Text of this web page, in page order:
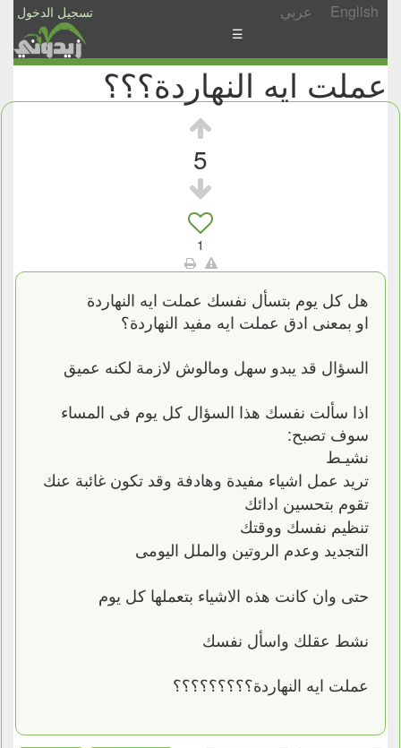
تسجيل الدخول عربي English
الأخبار
الأسئلة
☰
عملت ايه النهاردة؟؟؟
5
1
هل كل يوم بتسأل نفسك عملت ايه النهاردة
او بمعنى ادق عملت ايه مفيد النهاردة؟
السؤال قد يبدو سهل ومالوش لازمة لكنه عميق
اذا سألت نفسك هذا السؤال كل يوم فى المساء
سوف تصبح:
نشيـط
تريد عمل اشياء مفيدة وهادفة وقد تكون غائبة عنك
تقوم بتحسين ادائك
تنظيم نفسك ووقتك
التجديد وعدم الروتين والملل اليومى
حتى وان كانت هذه الاشياء بتعملها كل يوم
نشط عقلك واسأل نفسك
عملت ايه النهاردة؟؟؟؟؟؟؟؟؟